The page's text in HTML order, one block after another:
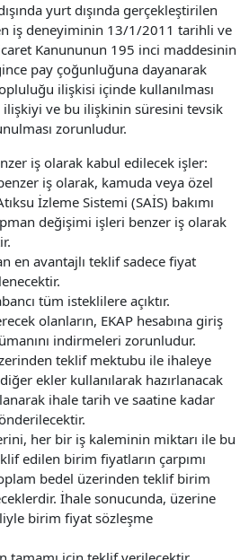
yurt dışında gerçekleştirilen
iş deneyiminin 13/1/2011 tarihli ve
Kanununun 195 inci maddesinin
pay çoğunluğuna dayanarak
ilişkisi içinde kullanılması
ve bu ilişkinin süresini tevsik
zorunludur.
iş olarak kabul edilecek işler:
iş olarak, kamuda veya özel
İzleme Sistemi (SAİS) bakımı
değişimi işleri benzer iş olarak
en avantajlı teklif sadece fiyat
tüm isteklilere açıktır.
olanların, EKAP hesabına giriş
indirmeleri zorunludur.
teklif mektubu ile ihaleye
ekler kullanılarak hazırlanacak
ihale tarih ve saatine kadar
her bir iş kaleminin miktarı ile bu
edilen birim fiyatların çarpımı
bedel üzerinden teklif birim
İhale sonucunda, üzerine
birim fiyat sözleşme